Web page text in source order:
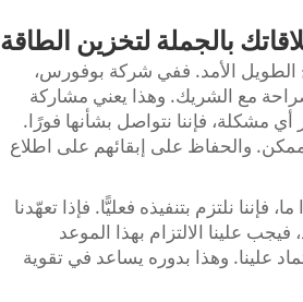
بالجملة لتخزين الطاقة
الطويل الأمد. ففي شركة بوفورس،
مع الشريك. وهذا يعني مشاركة
أي مشكلة، فإننا نتواصل بشأنها فورًا.
والحفاظ على إبقائهم على اطلاع
فإننا نلتزم بتنفيذه فعليًّا. فإذا تعهّدنا
علينا الالتزام بهذا الموعد
علينا. وهذا بدوره يساعد في تقوية